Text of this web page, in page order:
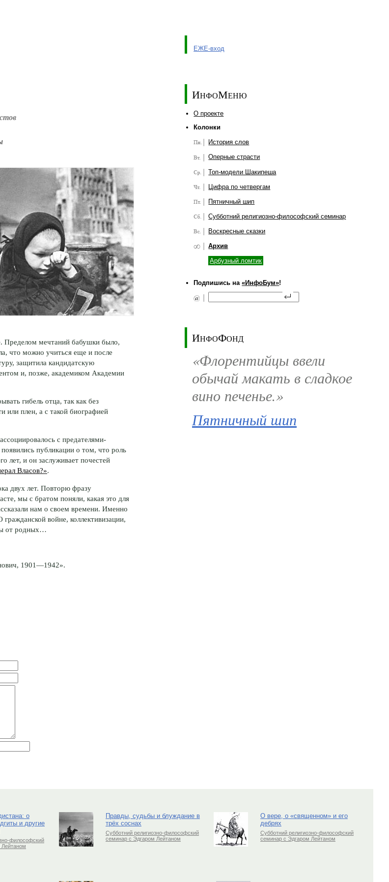
ЕЖЕ-вход
Пределом мечтаний бабушки было,
что можно учиться еще и после
защитила кандидатскую
и, позже, академиком Академии
гибель отца, так как без
или плен, а с такой биографией
с предателями-
публикации о том, что роль
лет, и он заслуживает почестей
Власов?».
двух лет. Повторю фразу
мы с братом поняли, какая это для
нам о своем времени. Именно
войне, коллективизации,
от родных…
1901—1942».
ИнфоМеню
О проекте
Колонки
История слов
Оперные страсти
Топ-модели Шакипеша
Цифра по четвергам
Пятничный шип
Субботний религиозно-философский семинар
Воскресные сказки
Архив
Арбузный ломтик
Подпишись на«ИнфоБум»!
ИнфоФонд
«Флорентийцы ввели
обычай макать в сладкое
вино печенье.»
Пятничный шип
о
и другие
философский
Правды, судьбы и блуждание в
трёх соснах
Субботний религиозно-философский
семинар с Эдгаром Лейтаном
О вере, о «священном» и его
дебрях
Субботний религиозно-философский
семинар с Эдгаром Лейтаном